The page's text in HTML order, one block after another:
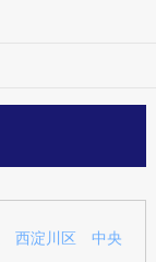
西淀川区
中央